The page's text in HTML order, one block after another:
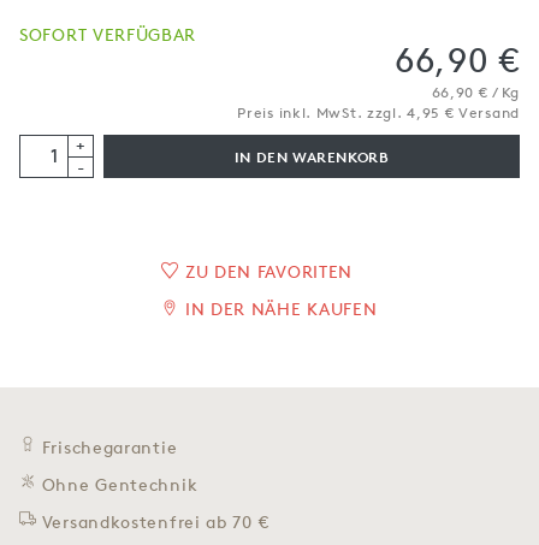
SOFORT VERFÜGBAR
66,90 €
66,90 € / Kg
Preis inkl. MwSt. zzgl. 4,95 € Versand
+
-
IN DEN WARENKORB
ZU DEN FAVORITEN
IN DER NÄHE KAUFEN
Frischegarantie
Ohne Gentechnik
Versandkostenfrei ab 70 €